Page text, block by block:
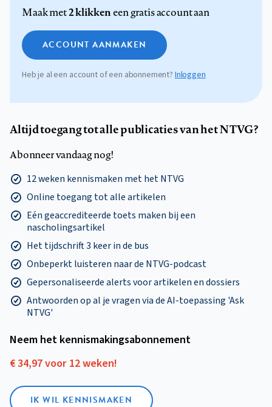
Maak met2 klikkeneen gratis account aan
ACCOUNT AANMAKEN
Heb je al een account of een abonnement? Inloggen
Altijd toegang tot alle publicaties van het NTVG?
Abonneer vandaag nog!
12 weken kennismaken met het NTVG
Online toegang tot alle artikelen
Eén geaccrediteerde toets maken bij een
nascholingsartikel
Het tijdschrift 3 keer in de bus
Onbeperkt luisteren naar de NTVG-podcast
Gepersonaliseerde alerts voor artikelen en dossiers
Antwoorden op al je vragen via de AI-toepassing 'Ask
NTVG'
Neem het kennismakings­abonnement
€ 34,97 voor 12 weken!
IK WIL KENNISMAKEN